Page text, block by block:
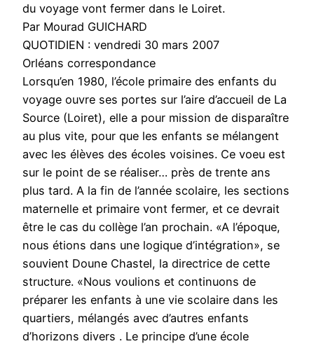
du voyage vont fermer dans le Loiret.
Par Mourad GUICHARD
QUOTIDIEN : vendredi 30 mars 2007
Orléans correspondance
Lorsqu’en 1980, l’école primaire des enfants du
voyage ouvre ses portes sur l’aire d’accueil de La
Source (Loiret), elle a pour mission de disparaître
au plus vite, pour que les enfants se mélangent
avec les élèves des écoles voisines. Ce voeu est
sur le point de se réaliser… près de trente ans
plus tard. A la fin de l’année scolaire, les sections
maternelle et primaire vont fermer, et ce devrait
être le cas du collège l’an prochain. «A l’époque,
nous étions dans une logique d’intégration», se
souvient Doune Chastel, la directrice de cette
structure. «Nous voulions et continuons de
préparer les enfants à une vie scolaire dans les
quartiers, mélangés avec d’autres enfants
d’horizons divers . Le principe d’une école